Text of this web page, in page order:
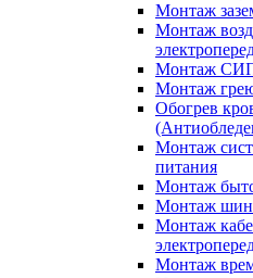
Монтаж
Монтаж
Монтаж
Монтаж
Обогрев
Монтаж
питания
Монтаж
Монтаж
Монтаж
Монтаж